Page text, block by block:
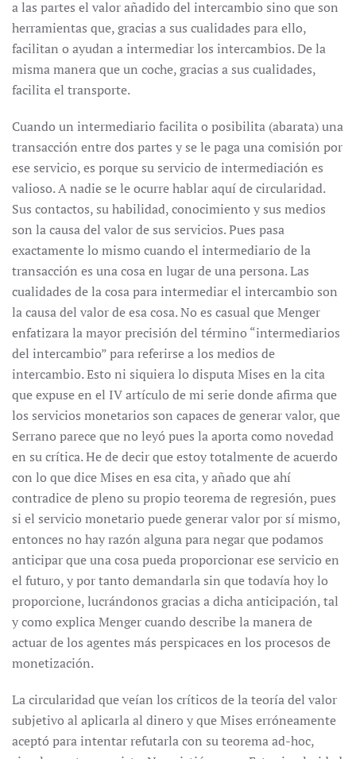
a las partes el valor añadido del intercambio sino que son
herramientas que, gracias a sus cualidades para ello,
facilitan o ayudan a intermediar los intercambios. De la
misma manera que un coche, gracias a sus cualidades,
facilita el transporte.
Cuando un intermediario facilita o posibilita (abarata) una
transacción entre dos partes y se le paga una comisión por
ese servicio, es porque su servicio de intermediación es
valioso. A nadie se le ocurre hablar aquí de circularidad.
Sus contactos, su habilidad, conocimiento y sus medios
son la causa del valor de sus servicios. Pues pasa
exactamente lo mismo cuando el intermediario de la
transacción es una cosa en lugar de una persona. Las
cualidades de la cosa para intermediar el intercambio son
la causa del valor de esa cosa. No es casual que Menger
enfatizara la mayor precisión del término “intermediarios
del intercambio” para referirse a los medios de
intercambio. Esto ni siquiera lo disputa Mises en la cita
que expuse en el IV artículo de mi serie donde afirma que
los servicios monetarios son capaces de generar valor, que
Serrano parece que no leyó pues la aporta como novedad
en su crítica. He de decir que estoy totalmente de acuerdo
con lo que dice Mises en esa cita, y añado que ahí
contradice de pleno su propio teorema de regresión, pues
si el servicio monetario puede generar valor por sí mismo,
entonces no hay razón alguna para negar que podamos
anticipar que una cosa pueda proporcionar ese servicio en
el futuro, y por tanto demandarla sin que todavía hoy lo
proporcione, lucrándonos gracias a dicha anticipación, tal
y como explica Menger cuando describe la manera de
actuar de los agentes más perspicaces en los procesos de
monetización.
La circularidad que veían los críticos de la teoría del valor
subjetivo al aplicarla al dinero y que Mises erróneamente
aceptó para intentar refutarla con su teorema ad-hoc,